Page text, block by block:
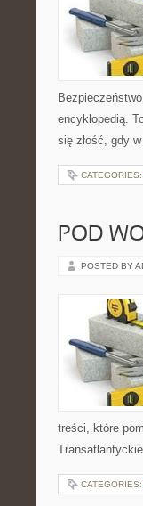
encyklopedią.
się złość, gdy
CATEGORIES:
POD
POSTED BY
treści, które
CATEGORIES: